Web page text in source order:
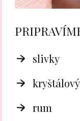
slivky
rum